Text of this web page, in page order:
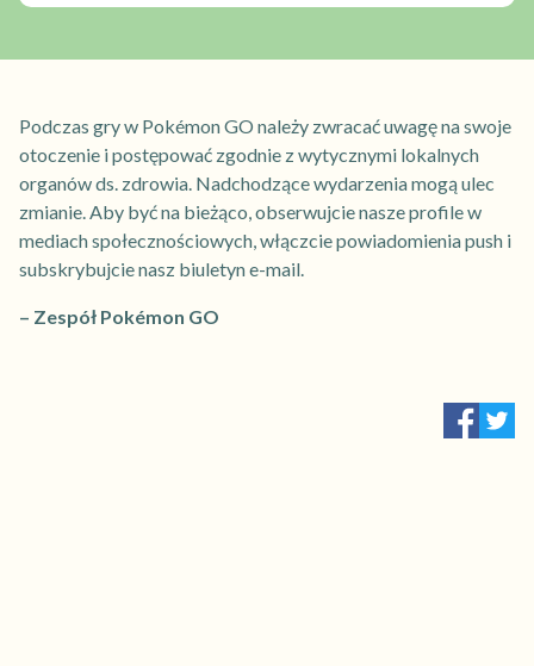
Podczas gry w Pokémon GO należy zwracać uwagę na swoje
otoczenie i postępować zgodnie z wytycznymi lokalnych
organów ds. zdrowia. Nadchodzące wydarzenia mogą ulec
zmianie. Aby być na bieżąco, obserwujcie nasze profile w
mediach społecznościowych, włączcie powiadomienia push i
subskrybujcie nasz biuletyn e-mail.
– Zespół Pokémon GO